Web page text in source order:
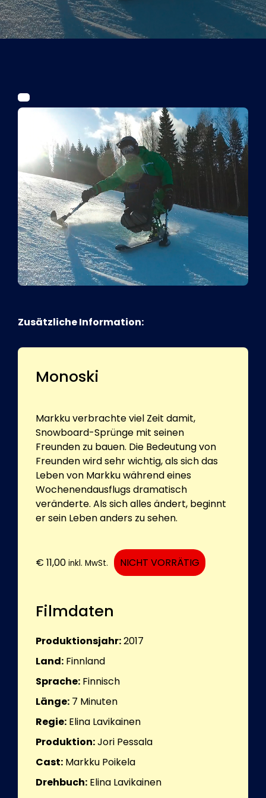
Tickets
Kurier Romy 2026
Zusätzliche Information:
Monoski
Markku verbrachte viel Zeit damit,
Snowboard-Sprünge mit seinen
Freunden zu bauen. Die Bedeutung von
Freunden wird sehr wichtig, als sich das
Leben von Markku während eines
Wochenendausflugs dramatisch
veränderte. Als sich alles ändert, beginnt
er sein Leben anders zu sehen.
€ 11,00 inkl. MwSt. NICHT VORRÄTIG
Filmdaten
Produktionsjahr:2017
Land: Finnland
Sprache: Finnisch
Länge: 7 Minuten
Regie: Elina Lavikainen
Produktion:Jori Pessala
Cast: Markku Poikela
Drehbuch: Elina Lavikainen